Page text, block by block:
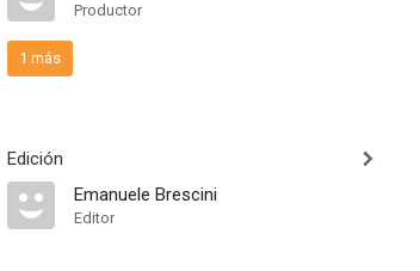
Productor
1 más
Edición
Emanuele Brescini
Editor